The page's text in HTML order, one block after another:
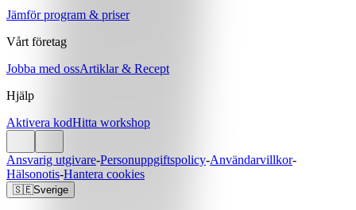
Jämför program & priser
Vårt företag
Jobba med ossArtiklar & Recept
Hjälp
Aktivera kodHitta workshop
Ansvarig utgivare-Personuppgiftspolicy-Användarvillkor-
Hälsonotis-Hantera cookies
🇸🇪Sverige